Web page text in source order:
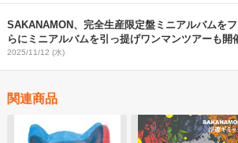
SAKANAMON、完全生産限定盤ミニアルバムを
らにミニアルバムを引っ提げワンマンツアーも開
2025/11/12 (水)
関連商品